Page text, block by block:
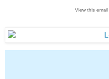
View this